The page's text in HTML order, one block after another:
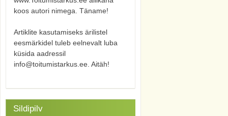
koos autori nimega. Täname!
Artiklite kasutamiseks ärilistel
eesmärkidel tuleb eelnevalt luba
küsida aadressil
info@toitumistarkus.ee. Aitäh!
Sildipilv